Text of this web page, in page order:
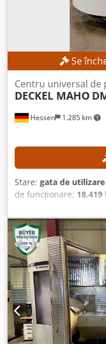
Se
Hessen 1.285 km
Centru universal de
DECKEL MAHO
Stare: gata de
de funcționare: 18.419
, distanța
deplasarea axei Y:560
greutatea piesei
locașuri din magazia
vânzare garantată la
Codpfxjzpxdwo Am
560 mm Cursă axa Z:
Sistem de prindere
360° Suprafață de
masă: 600 mm
Greutate masă: 800
canale în T: 14 H12 /